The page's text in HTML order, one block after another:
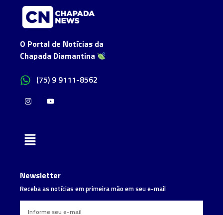
O Portal de Notícias da
Chapada Diamantina
(75) 9 9111-8562
Newsletter
Receba as notícias em primeira mão em seu e-mail